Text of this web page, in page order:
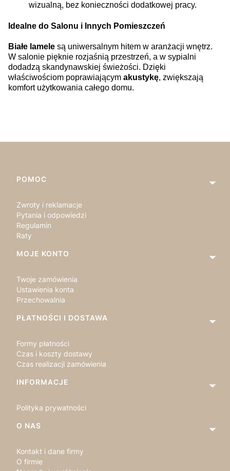
wizualną, bez konieczności dodatkowej pracy.
Idealne do Salonu i Innych Pomieszczeń
Białe lamele są uniwersalnym hitem w aranżacji wnętrz.
W salonie pięknie rozjaśnią przestrzeń, a w sypialni
dodadzą skandynawskiej świeżości. Dzięki
właściwościom poprawiającym akustykę, zwiększają
komfort użytkowania całego domu.
Linki w stopce
POMOC
Zwroty i reklamacje
Pytania i odpowiedzi
Regulamin
Raty
MOJE KONTO
Twoje zamówienia
Ustawienia konta
Przechowalnia
PŁATNOŚCI I DOSTAWA
Formy płatności
Czas i koszty dostawy
Czas realizacji zamówienia
INFORMACJE
Polityka prywatności
O NAS
Kontakt i dane firmy
O firmie